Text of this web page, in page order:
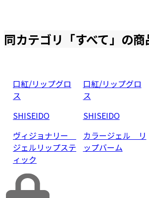
同カテゴリ「すべて」の商
口紅/リップグロ
ス
SHISEIDO
ヴィジョナリー
ジェルリップステ
ィック
口紅/リップグロ
ス
SHISEIDO
カラージェル リ
ップバーム